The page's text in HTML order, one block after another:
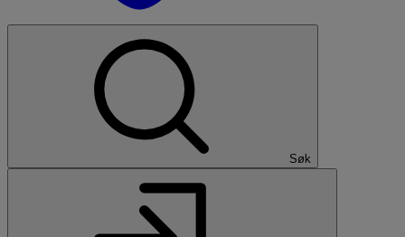
Søk